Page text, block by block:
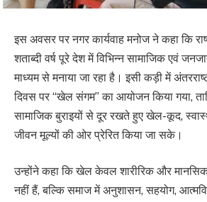
इस अवसर पर नगर कार्यवाह मनोज ने कहा कि
शताब्दी वर्ष पूरे देश में विभिन्न सामाजिक एवं
माध्यम से मनाया जा रहा है। इसी कड़ी में
दिवस पर “खेल संगम” का आयोजन किया गया,
सामाजिक बुराइयों से दूर रखते हुए खेल-कूद,
जीवन मूल्यों की ओर प्रेरित किया जा सके।
उन्होंने कहा कि खेल केवल शारीरिक और मानसिक
नहीं हैं, बल्कि समाज में अनुशासन, सहयोग,